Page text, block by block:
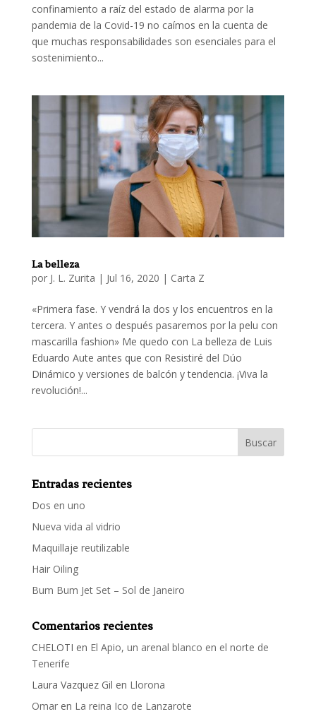
confinamiento a raíz del estado de alarma por la
pandemia de la Covid-19 no caímos en la cuenta de
que muchas responsabilidades son esenciales para el
sostenimiento...
La belleza
por J. L. Zurita | Jul 16, 2020 | Carta Z
«Primera fase. Y vendrá la dos y los encuentros en la
tercera. Y antes o después pasaremos por la pelu con
mascarilla fashion» Me quedo con La belleza de Luis
Eduardo Aute antes que con Resistiré del Dúo
Dinámico y versiones de balcón y tendencia. ¡Viva la
revolución!...
Entradas recientes
Dos en uno
Nueva vida al vidrio
Maquillaje reutilizable
Hair Oiling
Bum Bum Jet Set – Sol de Janeiro
Comentarios recientes
CHELOTI en El Apio, un arenal blanco en el norte de
Tenerife
Laura Vazquez Gil en Llorona
Omaren La reina Ico de Lanzarote